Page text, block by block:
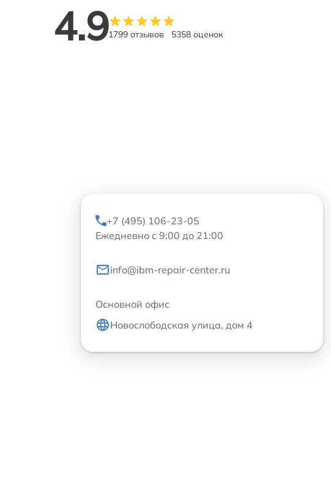
4.91799 отзывов 5358 оценок
+7 (495) 106-23-05
Ежедневно с 9:00 до 21:00
info@ibm-repair-center.ru
Основной офис
Новослободская улица, дом 4